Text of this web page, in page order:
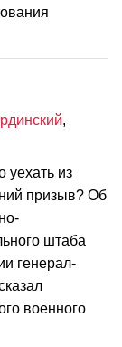
,
уехать из
призыв? Об
штаба
генерал-
военного